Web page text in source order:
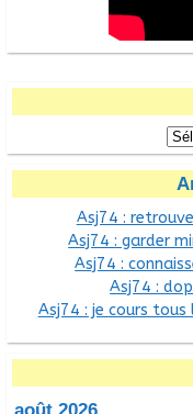
Asj74 :
Asj74 : garder
Asj74 :
Asj74 :
Asj74 : je cours
août 2026